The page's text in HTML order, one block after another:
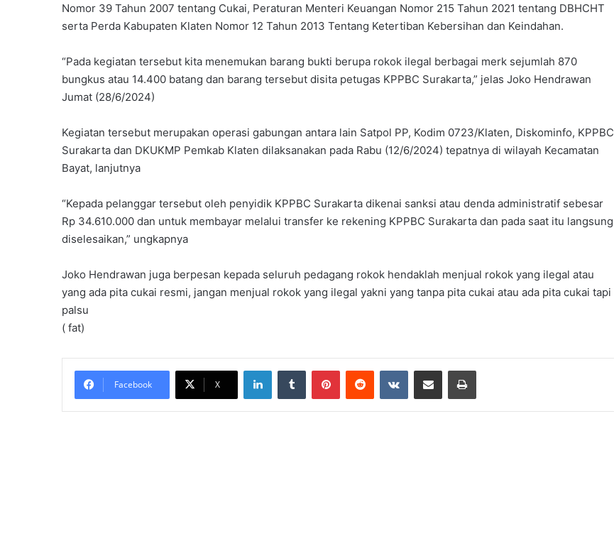
Nomor 39 Tahun 2007 tentang Cukai, Peraturan Menteri Keuangan Nomor 215 Tahun 2021 tentang DBHCHT
serta Perda Kabupaten Klaten Nomor 12 Tahun 2013 Tentang Ketertiban Kebersihan dan Keindahan.
“Pada kegiatan tersebut kita menemukan barang bukti berupa rokok ilegal berbagai merk sejumlah 870
bungkus atau 14.400 batang dan barang tersebut disita petugas KPPBC Surakarta,” jelas Joko Hendrawan
Jumat (28/6/2024)
Kegiatan tersebut merupakan operasi gabungan antara lain Satpol PP, Kodim 0723/Klaten, Diskominfo, KPPBC
Surakarta dan DKUKMP Pemkab Klaten dilaksanakan pada Rabu (12/6/2024) tepatnya di wilayah Kecamatan
Bayat, lanjutnya
“Kepada pelanggar tersebut oleh penyidik KPPBC Surakarta dikenai sanksi atau denda administratif sebesar
Rp 34.610.000 dan untuk membayar melalui transfer ke rekening KPPBC Surakarta dan pada saat itu langsung
diselesaikan,” ungkapnya
Joko Hendrawan juga berpesan kepada seluruh pedagang rokok hendaklah menjual rokok yang ilegal atau
yang ada pita cukai resmi, jangan menjual rokok yang ilegal yakni yang tanpa pita cukai atau ada pita cukai tapi
palsu
( fat)
Facebook X